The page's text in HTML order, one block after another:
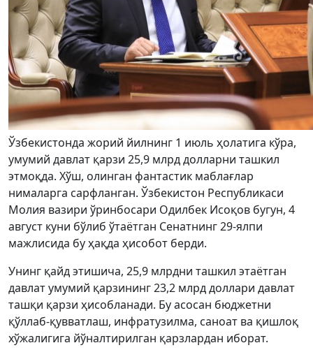
Ўзбекистонда жорий йилнинг 1 июль ҳолатига кўра,
умумий давлат қарзи 25,9 млрд долларни ташкил
этмоқда. Хўш, олинган фантастик маблағлар
нималарга сарфланган. Ўзбекистон Республикаси
Молия вазири ўринбосари Одилбек Исоқов бугун, 4
август куни бўлиб ўтаётган Сенатнинг 29-ялпи
мажлисида бу ҳақда ҳисобот берди.
Унинг қайд этишича, 25,9 млрдни ташкил этаётган
давлат умумий қарзининг 23,2 млрд доллари давлат
ташқи қарзи ҳисобланади. Бу асосан бюджетни
қўллаб-қувватлаш, инфратузилма, саноат ва қишлоқ
хўжалигига йўналтирилган қарзлардан иборат.